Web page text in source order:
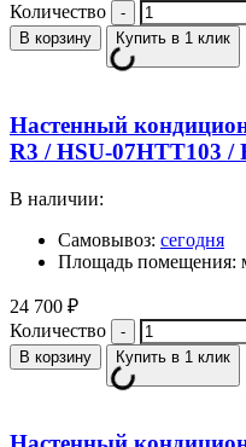
Количество
В корзину Купить в 1 клик
Настенный
R3 / HSU-07HTT103 /
В наличии:
Самовывоз: сегодня
Площадь помещения:
24 700 ₽
Количество
В корзину Купить в 1 клик